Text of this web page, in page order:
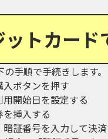
トカー
手順で手続きします。
ボタンを押す
開始日を設定する
挿入する
証番号を入力して決